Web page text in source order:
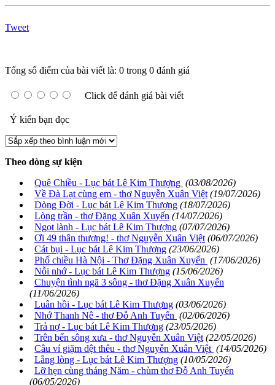
Tweet
Tổng số điểm của bài viết là: 0 trong 0 đánh giá
Click để đánh giá bài viết
Ý kiến bạn đọc
Theo dòng sự kiện
Quê Chiều - Lục bát Lê Kim Thượng (03/08/2026)
Về Đà Lạt cùng em - thơ Nguyễn Xuân Việt (19/07/2026)
Dòng Đời - Lục bát Lê Kim Thượng (18/07/2026)
Lòng trần - thơ Đặng Xuân Xuyến (14/07/2026)
Ngọt lành - Lục bát Lê Kim Thượng (07/07/2026)
Ơi 49 thân thương! - thơ Nguyễn Xuân Việt (06/07/2026)
Cát bụi - Lục bát Lê Kim Thượng (23/06/2026)
Phố chiều Hà Nội - Thơ Đặng Xuân Xuyến (17/06/2026)
Nỗi nhớ - Lục bát Lê Kim Thượng (15/06/2026)
Chuyện tình ngã 3 sông - thơ Đặng Xuân Xuyến
(11/06/2026)
Luân hồi - Lục bát Lê Kim Thượng (03/06/2026)
Nhớ Thanh Nê - thơ Đỗ Anh Tuyến (02/06/2026)
Trả nợ - Lục bát Lê Kim Thượng (23/05/2026)
Trên bến sông xưa - thơ Nguyễn Xuân Việt (22/05/2026)
Câu ví giặm dệt thêu - thơ Nguyễn Xuân Việt (14/05/2026)
Lắng lòng - Lục bát Lê Kim Thượng (10/05/2026)
Lỡ hẹn cùng tháng Năm - chùm thơ Đỗ Anh Tuyến
(06/05/2026)